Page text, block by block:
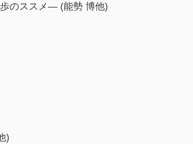
のススメ― (能勢 博他)
)